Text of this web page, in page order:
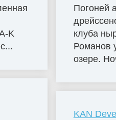
K
Погоней
клуба
Романов
озере.
KAN